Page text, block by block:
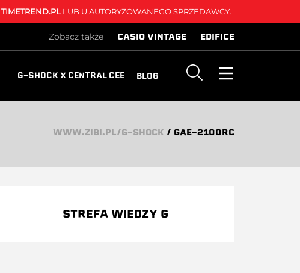
TIMETREND.PLLUB U AUTORYZOWANEGO SPRZEDAWCY.
Zobacz także CASIO VINTAGE EDIFICE
G-SHOCK X CENTRAL CEE BLOG
WWW.ZIBI.PL/G-SHOCK / GAE-2100RC
STREFA WIEDZY G